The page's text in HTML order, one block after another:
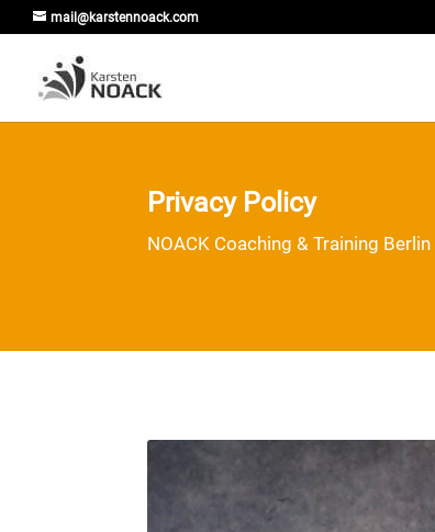
mail@karstennoack.com
Privacy Policy
NOACK Coaching & Training Berlin